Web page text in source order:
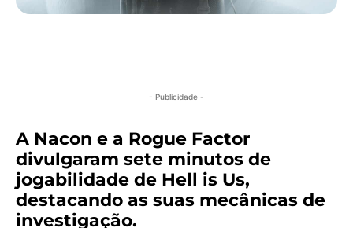
- Publicidade -
A Nacon e a Rogue Factor
divulgaram sete minutos de
jogabilidade de Hell is Us,
destacando as suas mecânicas de
investigação.